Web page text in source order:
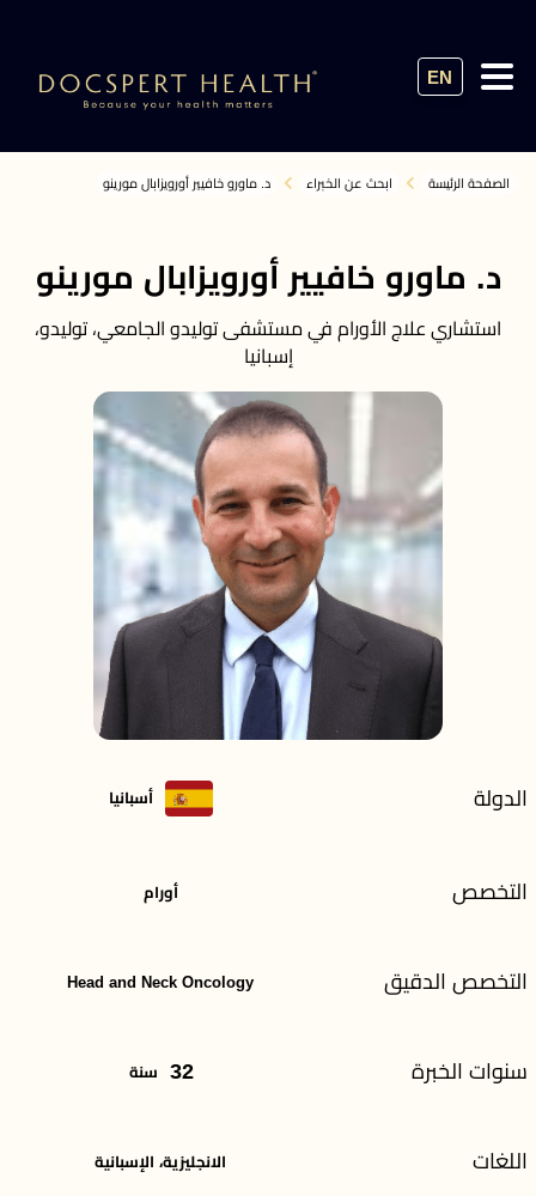
EN
الصفحة الرئيسة ابحث عن الخبراء د. ماورو خافيير أورويزابال مورينو
د. ماورو خافيير أورويزابال مورينو
استشاري علاج الأورام في مستشفى توليدو الجامعي، توليدو،
إسبانيا
الدولة أسبانيا
التخصص أورام
التخصص الدقيق Head and Neck Oncology
سنوات الخبرة 32 سنة
اللغات الانجليزية، الإسبانية